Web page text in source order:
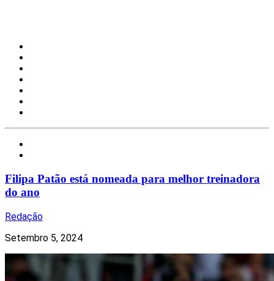
Filipa Patão está nomeada para melhor treinadora
do ano
Redação
Setembro 5, 2024